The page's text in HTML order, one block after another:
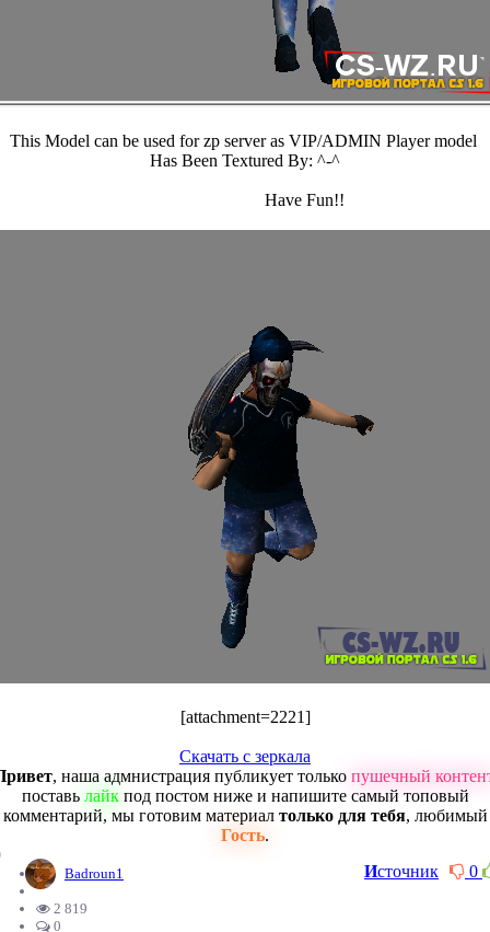
This Model can be used for zp server as VIP/ADMIN Player model
Has Been Textured By: ^-^
Have Fun!!
[attachment=2221]
Скачать с зеркала
, наша адмнистрация публикует только пушечный
поставь лайкпод постом ниже и напишите самый топовый
комментарий, мы готовим материал только для тебя, любимый
Гость.
0
Источник
Badroun1
2 819
0